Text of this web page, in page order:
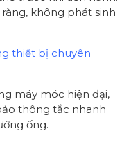
không phát sinh
thiết bị chuyên
máy móc hiện đại,
thông tắc nhanh
ống.